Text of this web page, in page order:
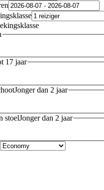
17 jaar
Jonger dan 2 jaar
stoelJonger dan 2 jaar